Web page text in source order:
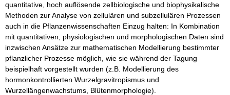
quantitative, hoch auflösende zellbiologische und biophysikalische
Methoden zur Analyse von zellulären und subzellulären Prozessen
auch in die Pflanzenwissenschaften Einzug halten: In Kombination
mit quantitativen, physiologischen und morphologischen Daten sind
inzwischen Ansätze zur mathematischen Modellierung bestimmter
pflanzlicher Prozesse möglich, wie sie während der Tagung
beispielhaft vorgestellt wurden (z.B. Modellierung des
hormonkontrollierten Wurzelgravitropismus und
Wurzellängenwachstums, Blütenmorphologie).